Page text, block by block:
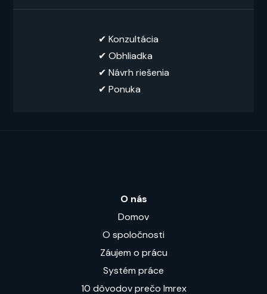
✔︎ Konzultácia
✔︎ Obhliadka
✔︎ Návrh riešenia
✔ Ponuka
O nás
Domov
O spoločnosti
Záujem o prácu
Systém práce
10 dôvodov prečo Imrex